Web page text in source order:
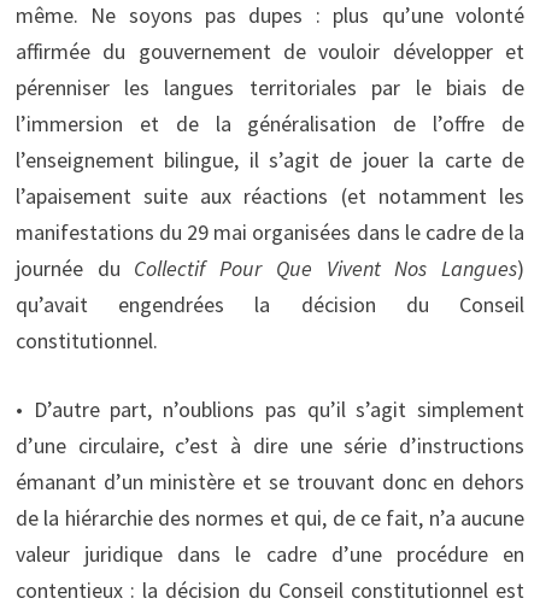
même. Ne soyons pas dupes : plus qu’une volonté
affirmée du gouvernement de vouloir développer et
pérenniser les langues territoriales par le biais de
l’immersion et de la généralisation de l’offre de
l’enseignement bilingue, il s’agit de jouer la carte de
l’apaisement suite aux réactions (et notamment les
manifestations du 29 mai organisées dans le cadre de la
journée du Collectif Pour Que Vivent Nos Langues)
qu’avait engendrées la décision du Conseil
constitutionnel.
• D’autre part, n’oublions pas qu’il s’agit simplement
d’une circulaire, c’est à dire une série d’instructions
émanant d’un ministère et se trouvant donc en dehors
de la hiérarchie des normes et qui, de ce fait, n’a aucune
valeur juridique dans le cadre d’une procédure en
contentieux : la décision du Conseil constitutionnel est